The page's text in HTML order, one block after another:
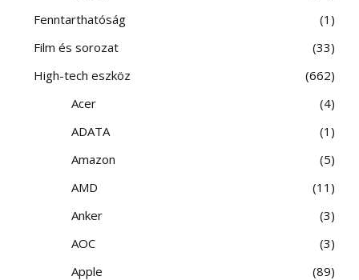
Fenntarthatóság
1
Film és sorozat
33
High-tech eszköz
662
Acer
4
ADATA
1
Amazon
5
AMD
11
Anker
3
AOC
3
Apple
89